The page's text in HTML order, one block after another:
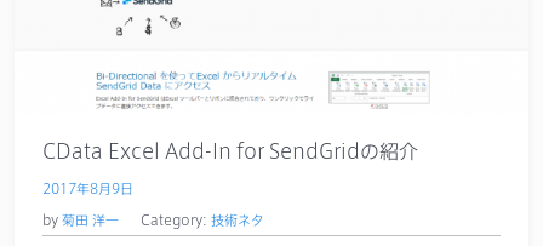
CData Excel Add-In for SendGridの紹介
2017年8月9日
by 菊田 洋一 Category: 技術ネタ